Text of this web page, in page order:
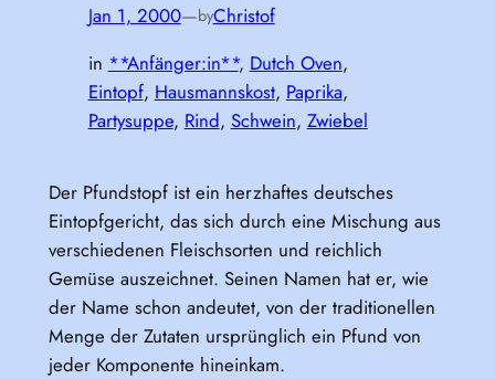
Jan 1, 2000—byChristof
in **Anfänger:in**, Dutch Oven
Eintopf, Hausmannskost, Paprika
Partysuppe, Rind, Schwein, Zwiebel
Der Pfundstopf ist ein herzhaftes deutsches
Eintopfgericht, das sich durch eine Mischung aus
verschiedenen Fleischsorten und reichlich
Gemüse auszeichnet. Seinen Namen hat er, wie
der Name schon andeutet, von der traditionellen
Menge der Zutaten ursprünglich ein Pfund von
jeder Komponente hineinkam.